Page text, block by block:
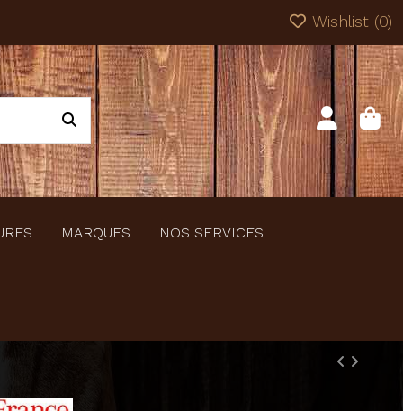
Wishlist (0)
MARQUES NOS SERVICES